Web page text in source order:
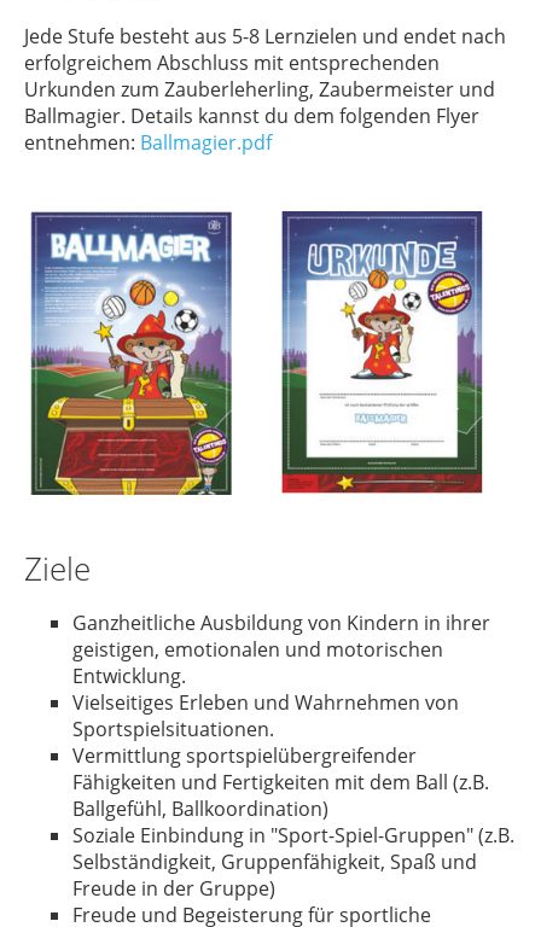
Jede Stufe besteht aus 5-8 Lernzielen und endet nach
erfolgreichem Abschluss mit entsprechenden
Urkunden zum Zauberleherling, Zaubermeister und
Ballmagier. Details kannst du dem folgenden Flyer
entnehmen: Ballmagier.pdf
Ziele
Ganzheitliche Ausbildung von Kindern in ihrer
geistigen, emotionalen und motorischen
Entwicklung.
Vielseitiges Erleben und Wahrnehmen von
Sportspielsituationen.
Vermittlung sportspielübergreifender
Fähigkeiten und Fertigkeiten mit dem Ball (z.B.
Ballgefühl, Ballkoordination)
Soziale Einbindung in "Sport-Spiel-Gruppen" (z.B.
Selbständigkeit, Gruppenfähigkeit, Spaß und
Freude in der Gruppe)
Freude und Begeisterung für sportliche